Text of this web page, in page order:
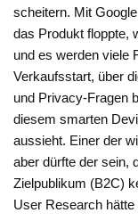
scheitern. Mit
das Produkt floppte,
und es werden viele
Verkaufsstart, über
und Privacy-Fragen
diesem smarten
aussieht. Einer der
aber dürfte der sein,
Zielpublikum (B2C)
User Research